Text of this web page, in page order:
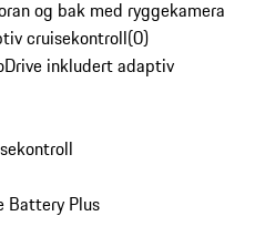
og bak med ryggekamera
cruisekontroll(0)
inkludert adaptiv
Battery Plus